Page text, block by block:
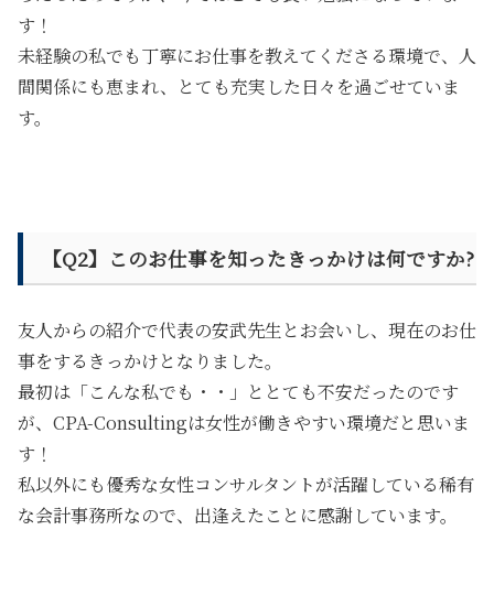
す！
未経験の私でも丁寧にお仕事を教えてくださる環境で、人
間関係にも恵まれ、とても充実した日々を過ごせていま
す。
【Q2】このお仕事を知ったきっかけは何ですか?
友人からの紹介で代表の安武先生とお会いし、現在のお仕
事をするきっかけとなりました。
最初は「こんな私でも・・」ととても不安だったのです
が、 CPA-Consultingは女性が働きやすい環境だと思いま
す！
私以外にも優秀な女性コンサルタントが活躍している稀有
な会計事務所なので、出逢えたことに感謝しています。